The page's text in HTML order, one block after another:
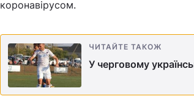
коронавірусом.
ЧИТАЙТЕ ТАКОЖ
У черговому